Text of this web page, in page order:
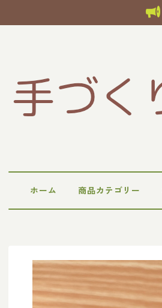
ホーム 商品カテゴリー